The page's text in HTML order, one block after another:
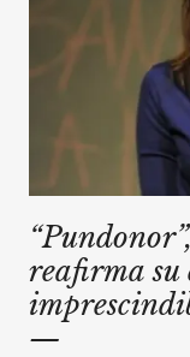
reafirma su
—